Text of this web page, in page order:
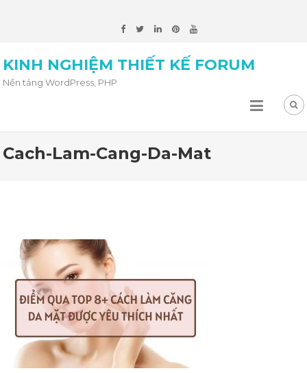
KINH NGHIỆM THIẾT KẾ FORUM
Nền tảng WordPress, PHP
Cach-Lam-Cang-Da-Mat